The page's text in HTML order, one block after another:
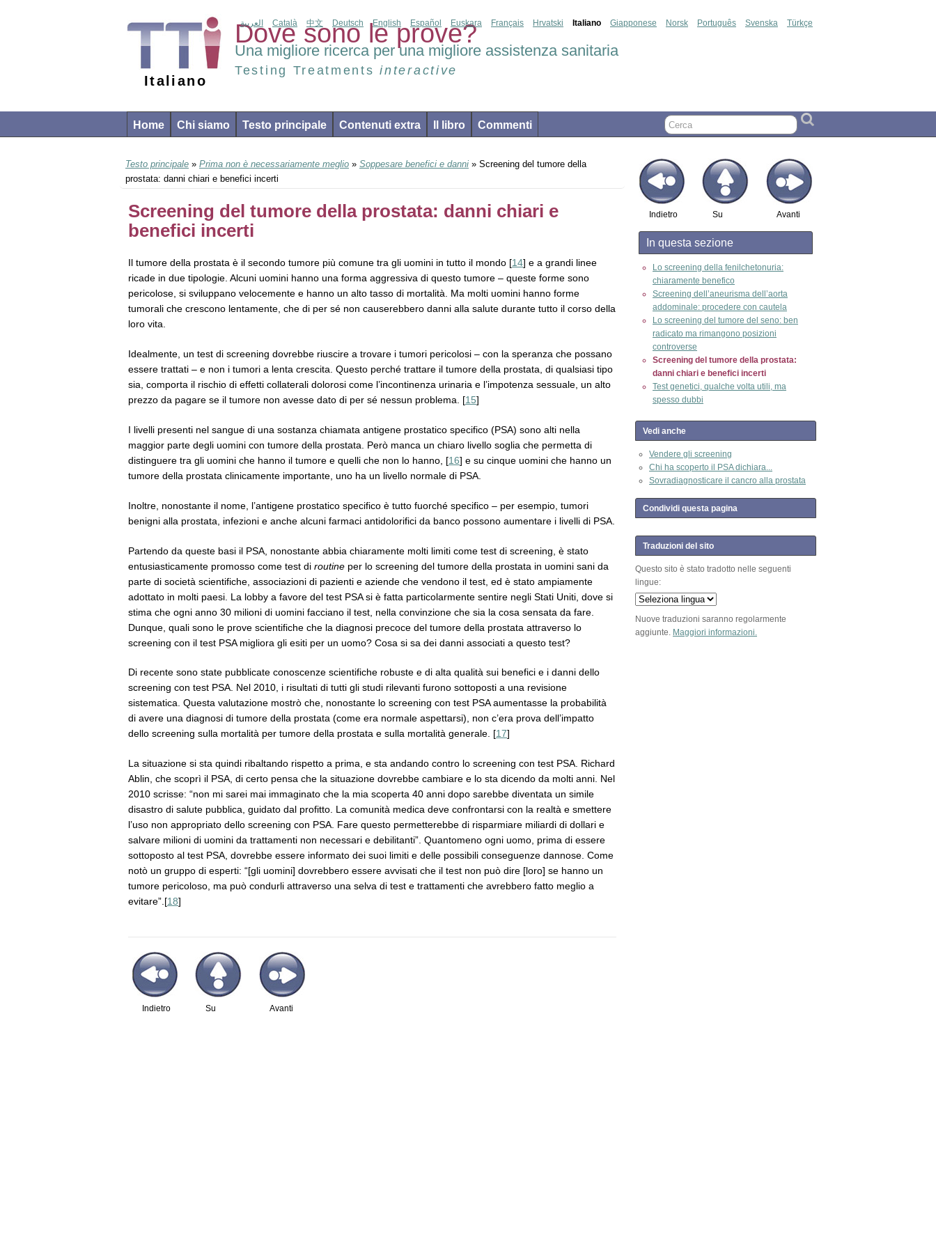
Italiano
Dove sono le prove?
Una migliore ricerca per una migliore assistenza sanitaria
Testing Treatmentsinteractive
العربية Català 中文 Deutsch English Español Euskara Français Hrvatski Italiano Giapponese Norsk Português Svenska Türkçe
Home Chi siamo Testo principale Contenuti extra Il libro Commenti
Testo principale » Prima non è necessariamente meglio » Soppesare benefici e danni » Screening del tumore della
prostata: danni chiari e benefici incerti
Screening del tumore della prostata: danni chiari e
benefici incerti
Il tumore della prostata è il secondo tumore più comune tra gli uomini in tutto il mondo [14] e a grandi linee
ricade in due tipologie. Alcuni uomini hanno una forma aggressiva di questo tumore – queste forme sono
pericolose, si sviluppano velocemente e hanno un alto tasso di mortalità. Ma molti uomini hanno forme
tumorali che crescono lentamente, che di per sé non causerebbero danni alla salute durante tutto il corso della
loro vita.
Idealmente, un test di screening dovrebbe riuscire a trovare i tumori pericolosi – con la speranza che possano
essere trattati – e non i tumori a lenta crescita. Questo perché trattare il tumore della prostata, di qualsiasi tipo
sia, comporta il rischio di effetti collaterali dolorosi come l’incontinenza urinaria e l’impotenza sessuale, un alto
prezzo da pagare se il tumore non avesse dato di per sé nessun problema. [15]
I livelli presenti nel sangue di una sostanza chiamata antigene prostatico specifico (PSA) sono alti nella
maggior parte degli uomini con tumore della prostata. Però manca un chiaro livello soglia che permetta di
distinguere tra gli uomini che hanno il tumore e quelli che non lo hanno, [16] e su cinque uomini che hanno un
tumore della prostata clinicamente importante, uno ha un livello normale di PSA.
Inoltre, nonostante il nome, l’antigene prostatico specifico è tutto fuorché specifico – per esempio, tumori
benigni alla prostata, infezioni e anche alcuni farmaci antidolorifici da banco possono aumentare i livelli di PSA.
Partendo da queste basi il PSA, nonostante abbia chiaramente molti limiti come test di screening, è stato
entusiasticamente promosso come test di routine per lo screening del tumore della prostata in uomini sani da
parte di società scientifiche, associazioni di pazienti e aziende che vendono il test, ed è stato ampiamente
adottato in molti paesi. La lobby a favore del test PSA si è fatta particolarmente sentire negli Stati Uniti, dove si
stima che ogni anno 30 milioni di uomini facciano il test, nella convinzione che sia la cosa sensata da fare.
Dunque, quali sono le prove scientifiche che la diagnosi precoce del tumore della prostata attraverso lo
screening con il test PSA migliora gli esiti per un uomo? Cosa si sa dei danni associati a questo test?
Di recente sono state pubblicate conoscenze scientifiche robuste e di alta qualità sui benefici e i danni dello
screening con test PSA. Nel 2010, i risultati di tutti gli studi rilevanti furono sottoposti a una revisione
sistematica. Questa valutazione mostrò che, nonostante lo screening con test PSA aumentasse la probabilità
di avere una diagnosi di tumore della prostata (come era normale aspettarsi), non c’era prova dell’impatto
dello screening sulla mortalità per tumore della prostata e sulla mortalità generale. [17]
La situazione si sta quindi ribaltando rispetto a prima, e sta andando contro lo screening con test PSA. Richard
Ablin, che scoprì il PSA, di certo pensa che la situazione dovrebbe cambiare e lo sta dicendo da molti anni. Nel
2010 scrisse: “non mi sarei mai immaginato che la mia scoperta 40 anni dopo sarebbe diventata un simile
disastro di salute pubblica, guidato dal profitto. La comunità medica deve confrontarsi con la realtà e smettere
l’uso non appropriato dello screening con PSA. Fare questo permetterebbe di risparmiare miliardi di dollari e
salvare milioni di uomini da trattamenti non necessari e debilitanti”. Quantomeno ogni uomo, prima di essere
sottoposto al test PSA, dovrebbe essere informato dei suoi limiti e delle possibili conseguenze dannose. Come
notò un gruppo di esperti: “[gli uomini] dovrebbero essere avvisati che il test non può dire [loro] se hanno un
tumore pericoloso, ma può condurli attraverso una selva di test e trattamenti che avrebbero fatto meglio a
evitare”.[18]
Su
Indietro Avanti
Su
Indietro Avanti
In questa sezione
Lo screening della fenilchetonuria:
chiaramente benefico
Screening dell’aneurisma dell’aorta
addominale: procedere con cautela
Lo screening del tumore del seno: ben
radicato ma rimangono posizioni
controverse
Screening del tumore della prostata:
danni chiari e benefici incerti
Test genetici, qualche volta utili, ma
spesso dubbi
Vedi anche
Vendere gli screening
Chi ha scoperto il PSA dichiara...
Sovradiagnosticare il cancro alla prostata
Condividi questa pagina
Traduzioni del sito
Questo sito è stato tradotto nelle seguenti
lingue:
Nuove traduzioni saranno regolarmente
aggiunte. Maggiori informazioni.